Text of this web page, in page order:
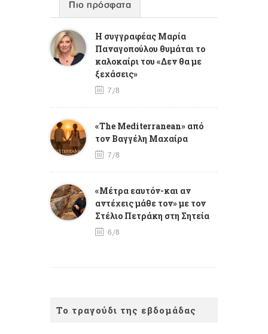
Πιο πρόσφατα
Η συγγραφέας Μαρία
Παναγοπούλου θυμάται το
καλοκαίρι του «Δεν θα με
ξεχάσεις»
7/8
«The Mediterranean» από
τον Βαγγέλη Μαχαίρα
7/8
«Μέτρα εαυτόν-και αν
αντέχεις μάθε τον» με τον
Στέλιο Πετράκη στη Σητεία
6/8
Το τραγούδι της εβδομάδας